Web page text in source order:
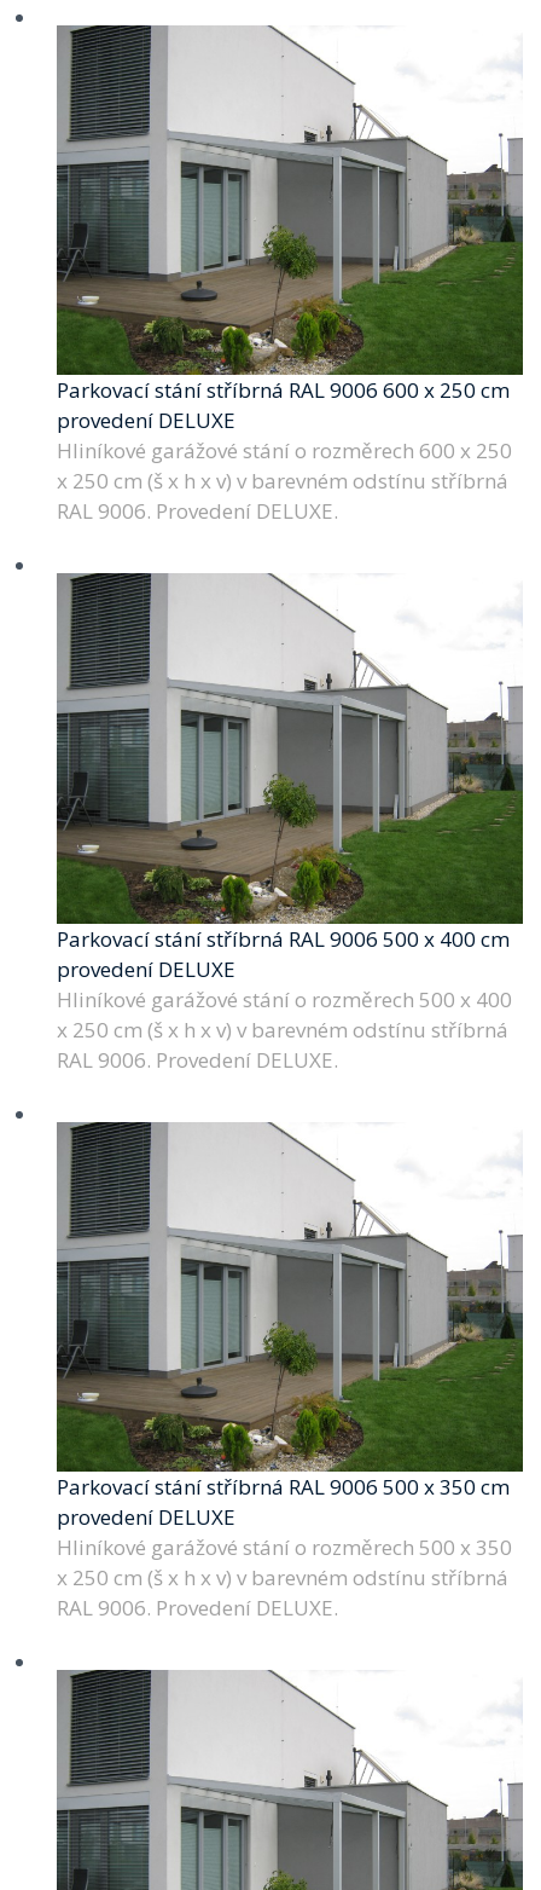
Parkovací stání stříbrná RAL 9006 600 x 250 cm
provedení DELUXE
Hliníkové garážové stání o rozměrech 600 x 250
x 250 cm (š x h x v) v barevném odstínu stříbrná
RAL 9006. Provedení DELUXE.
Parkovací stání stříbrná RAL 9006 500 x 400 cm
provedení DELUXE
Hliníkové garážové stání o rozměrech 500 x 400
x 250 cm (š x h x v) v barevném odstínu stříbrná
RAL 9006. Provedení DELUXE.
Parkovací stání stříbrná RAL 9006 500 x 350 cm
provedení DELUXE
Hliníkové garážové stání o rozměrech 500 x 350
x 250 cm (š x h x v) v barevném odstínu stříbrná
RAL 9006. Provedení DELUXE.